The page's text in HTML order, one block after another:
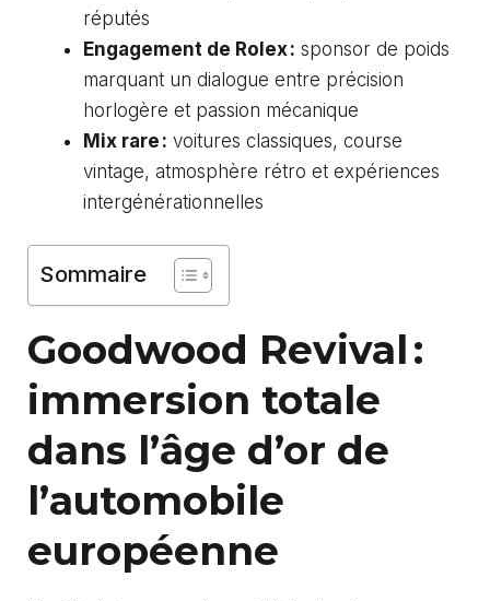
réputés
Engagement de Rolex : sponsor de poids
marquant un dialogue entre précision
horlogère et passion mécanique
Mix rare : voitures classiques, course
vintage, atmosphère rétro et expériences
intergénérationnelles
Sommaire
Goodwood Revival :
immersion totale
dans l’âge d’or de
l’automobile
européenne